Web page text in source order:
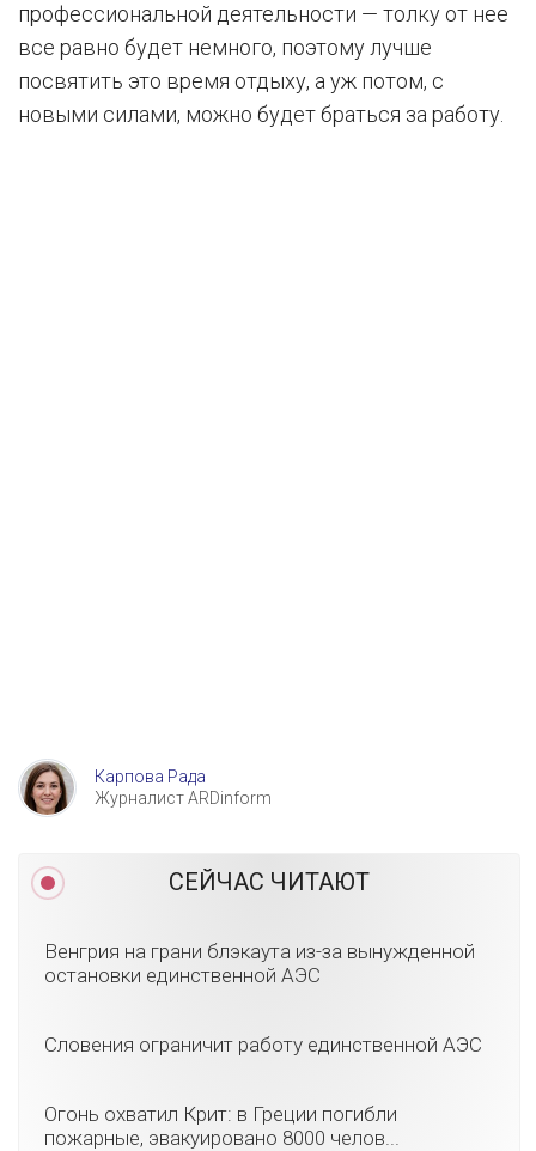
профессиональной деятельности — толку от нее
все равно будет немного, поэтому лучше
посвятить это время отдыху, а уж потом, с
новыми силами, можно будет браться за работу.
Карпова Рада
Журналист ARDinform
СЕЙЧАС ЧИТАЮТ
Венгрия на грани блэкаута из-за вынужденной
остановки единственной АЭС
Словения ограничит работу единственной АЭС
Огонь охватил Крит: в Греции погибли
пожарные, эвакуировано 8000 челов...